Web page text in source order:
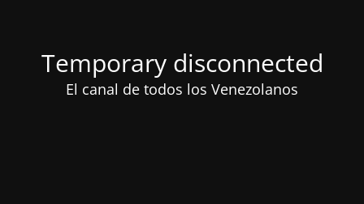
Temporary disconnected
El canal de todos los Venezolanos